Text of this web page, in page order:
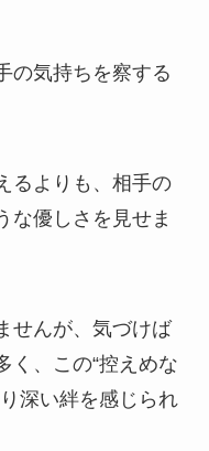
の気持ちを察する
るよりも、相手の
な優しさを見せま
せんが、気づけば
く、この“控えめな
深い絆を感じられ